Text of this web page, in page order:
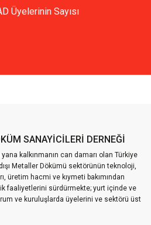
Üyelerinin Sayısı
SANAYİCİLERİ DERNEĞİ
yana kalkınmanın can damarı olan Türkiye
Metaller Dökümü sektörünün teknoloji,
üretim hacmi ve kıymeti bakımından
faaliyetlerini sürdürmekte; yurt içinde ve
ve kuruluşlarda üyelerini ve sektörü üst